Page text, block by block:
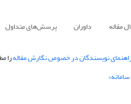
مقاله داوران پرسش‌های متداول
نویسندگان در خصوص نگارش مقالهرا